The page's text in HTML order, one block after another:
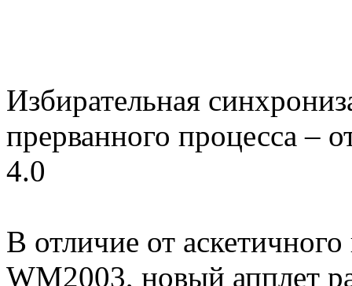
Избирательная
прерванного процесса –
4.0
В отличие от
WM2003, новый апплет